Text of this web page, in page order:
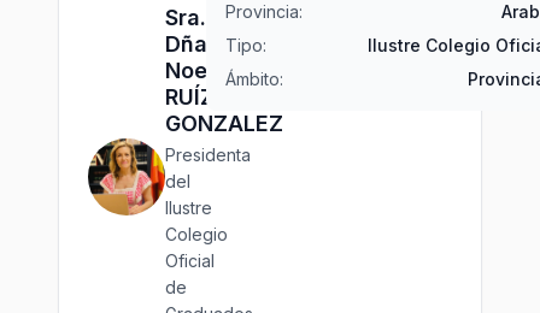
Sra.
Dña.
Noemí
RUÍZ
GONZALEZ
Presidenta
del
Ilustre
Colegio
Oficial
de
Provincia:
Tipo:
Ilustre Colegio
Ámbito: